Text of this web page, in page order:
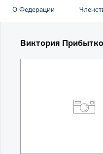
О Федерации
Виктория